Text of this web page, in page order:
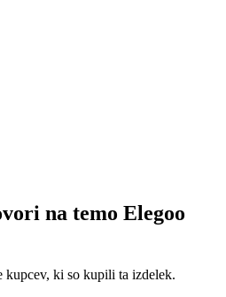
na temo Elegoo
kupcev, ki so kupili ta izdelek.